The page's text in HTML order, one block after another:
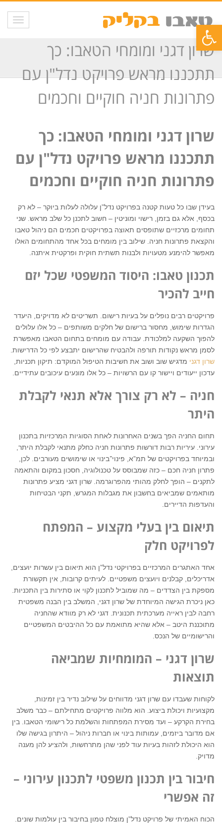
פתח סרגל נגישות
שרון דגני ומומחי הטאבו: כך
תתכננו מראש פרויקט נדל"ן עם
פתרונות חניה חוקיים וחכמים
שרון דגני ומומחי הטאבו: כך
תתכננו מראש פרויקט נדל"ן עם
פתרונות חניה חוקיים וחכמים
בעידן שבו כל טעות קטנה בפרויקט נדל”ן עלולה לעלות ביוקר – לא רק
בכסף, אלא גם בזמן, רישוי ומוניטין – חשוב לתכנן כל שלב מראש. שני
תחומים מרכזיים שתופסים תאוצה בפרויקטים חכמים הם ניהול טאבו
והקצאת פתרונות חניה. שילוב בין מומחים בכל אחד מהתחומים האלו
מאפשר להימנע מטעויות ולבנות תשתית חוקית ופרקטית איתנה.
תכנון טאבו: היסוד המשפטי שכל יזם
חייב להכיר
פרויקטים רבים נופלים על בעיות רישום. תשריטים לא מדויקים, היעדר
הגדרות שימוש, מחסור ברישום של חלקים משותפים – כל אלו עלולים
להפוך השקעה למלכודת. עבודה עם מומחים בתחום הטאבו מאפשרת
לסמן מראש נקודות תורפה ולהבטיח שהרישום יתבצע לפי כל הדרישות.
שרון דגני מדגיש שוב ושוב את חשיבות הטיפול המוקדם: תיקון תכניות,
עדכון ייעודים ויישור קו עם הרשויות – כל אלו מונעים עיכובים עתידיים.
חניה – לא רק צורך אלא תנאי לקבלת
היתר
תחום החניה הפך בשנים האחרונות לאחת הסוגיות המרכזיות בתכנון
עירוני. עיריות רבות דורשות פתרונות חניה כחלק מתנאי לקבלת היתר,
ובמיוחד בפרויקטים של תמ”א, פינוי־בינוי או שימושים מעורבים. לכן,
פתרון חניה חכם – כזה שמבוסס על טכנולוגיה, חסכון במקום והתאמה
לתקנים – הופך לחלק מהותי מהפרוגרמה. שרון דגני מציע פתרונות
מותאמים שמביאים בחשבון את מגבלות המגרש, תקני הבטיחות
והעדפות הדיירים.
תיאום בין בעלי מקצוע – המפתח
לפרויקט חלק
אחד האתגרים המרכזיים בפרויקטי נדל”ן הוא תיאום בין עשרות יועצים,
אדריכלים, קבלנים ויועצים משפטיים. לעיתים קרובות, אין תקשורת
מספקת בין הצדדים – מה שמוביל לתכנון לקוי או סתירות בין התכניות.
כאן ניכרת הגישה המיוחדת של שרון דגני, המשלב בין הבנה משפטית
רחבה לבין ראייה מערכתית תכנונית. דגני לא רק מוודא שהחניה
מתוכננת היטב – אלא שהיא מתואמת עם כל ההיבטים המשפטיים
והרישומיים של הנכס.
שרון דגני – המומחיות שמביאה
תוצאות
לקוחות שעבדו עם שרון דגני מדווחים על שילוב נדיר בין זמינות,
מקצועיות ויכולת ביצוע. הוא מלווה פרויקטים מתחילתם – כבר משלב
בחירת הקרקע – ועד מסירת המפתחות והשלמת כל רישומי הטאבו. בין
אם מדובר ביזמים, עמותות בינוי או חברות ניהול – היתרון בגישה שלו
הוא היכולת לזהות בעיות עוד לפני שהן מתרחשות, ולהציע להן מענה
מדויק.
חיבור בין תכנון משפטי לתכנון עירוני –
זה אפשרי
הכוח האמיתי של פרויקט נדל”ן מוצלח טמון בחיבור בין עולמות שונים.